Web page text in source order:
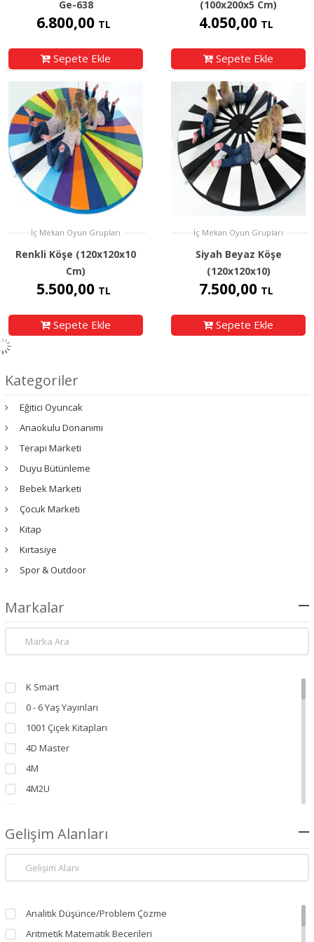
Kategoriler
Eğitici Oyuncak
Anaokulu Donanımı
Terapi Marketi
Duyu Bütünleme
Bebek Marketi
Çocuk Marketi
Kitap
Kırtasiye
Spor & Outdoor
Markalar
K Smart
0 - 6 Yaş Yayınları
1001 Çiçek Kitapları
4D Master
4M
4M2U
A + Cube
Aba Yayınları
Abaküs Kitap
Abm Yayınevi
Acar Oyuncak
Gelişim Alanları
Analitik Düşünce/Problem Çözme
Aritmetik Matematik Becerileri
Ge-638
6.800,00 TL
Sepete Ekle
(100x200x5 Cm)
4.050,00 TL
Sepete Ekle
İç Mekan Oyun Grupları
Renkli Köşe (120x120x10
Cm)
5.500,00 TL
Sepete Ekle
İç Mekan Oyun Grupları
Siyah Beyaz Köşe
(120x120x10)
7.500,00 TL
Sepete Ekle